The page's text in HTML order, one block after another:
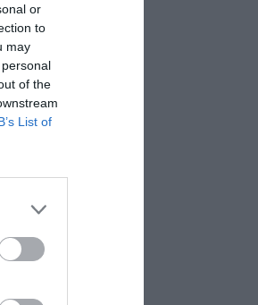
or
to
may
of the
List of